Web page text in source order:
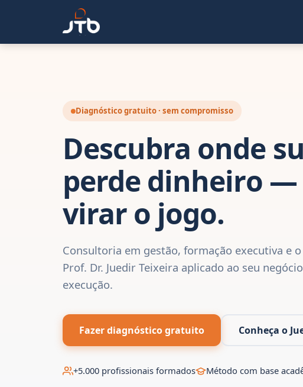
Diagnóstico gratuito · sem compromisso
Descubra onde
perde dinheiro —
virar o jogo.
Consultoria em gestão, formação executiva e
Prof. Dr. Juedir Teixeira aplicado ao seu
execução.
Fazer diagnóstico gratuito Conheça o
+5.000 profissionais formados Método com base